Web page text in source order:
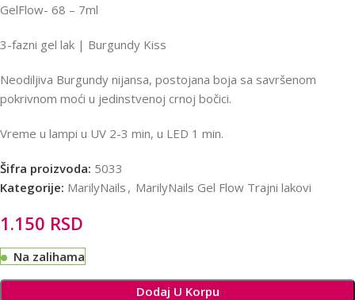
GelFlow- 68 – 7ml
3-fazni gel lak | Burgundy Kiss
Neodiljiva Burgundy nijansa, postojana boja sa savršenom
pokrivnom moći u jedinstvenoj crnoj bočici.
Vreme u lampi u UV 2-3 min, u LED 1 min.
Šifra proizvoda: 5033
Kategorije: MarilyNails , MarilyNails Gel Flow Trajni lakovi
1.150 RSD
Na zalihama
Dodaj U Korpu